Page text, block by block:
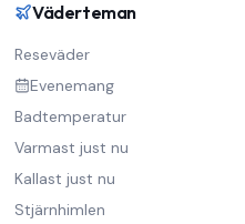
Väderteman
Reseväder
Evenemang
Badtemperatur
Varmast just nu
Kallast just nu
Stjärnhimlen